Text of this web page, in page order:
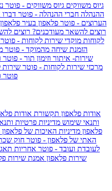
גיוס משווקים גיוס משווקים - פוטר
ההנהלה חברי ההנהלה - פוטר דברו
הערוצים - פוטר פלאפון בעיר
רוצים להשאר מעודכנים? רוצים
לקוחות מוקדי שירות לקוחות - פוטר
הזמנת שיחה מהמוקד - פוטר
שירות- איתור וזימון תור - פוטר
מרכזי שירות לקוחות - פוטר שירות
פוטר
אודות פלאפון תקשורת אודות
ותנאי שימוש מדיניות פרטיות
פלאפון מדיניות האיכות של
האתי של פלאפון - פוטר חוק
לעובדת ועובד - פוטר אחריות
שירות פלאפון אמנת שירות